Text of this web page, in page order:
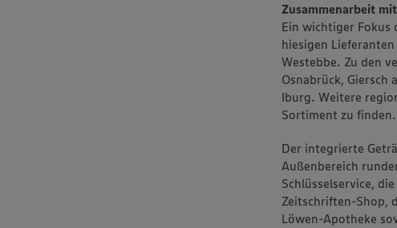
Zusammenarbeit
Ein wichtiger Fokus
hiesigen
Westebbe. Zu den
Osnabrück, Giersch
Iburg. Weitere
Sortiment zu finden.
Der integrierte
Außenbereich
Schlüsselservice,
Zeitschriften-Shop,
Löwen-Apotheke